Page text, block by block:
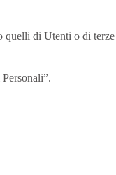
quelli di Utenti o di terze